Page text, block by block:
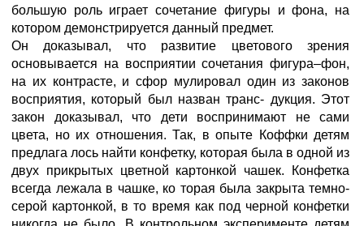
большую роль играет сочетание фигуры и фона, на
котором демонстрируется данный предмет.
Он доказывал, что развитие цветового зрения
основывается на восприятии сочетания фигура–фон,
на их контрасте, и сфор мулировал один из законов
восприятия, который был назван транс- дукция. Этот
закон доказывал, что дети воспринимают не сами
цвета, но их отношения. Так, в опыте Коффки детям
предлага лось найти конфетку, которая была в одной из
двух прикрытых цветной картонкой чашек. Конфетка
всегда лежала в чашке, ко торая была закрыта темно-
серой картонкой, в то время как под черной конфетки